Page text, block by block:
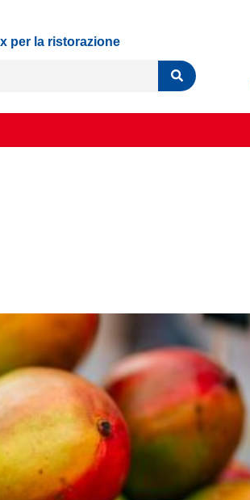
per la ristorazione